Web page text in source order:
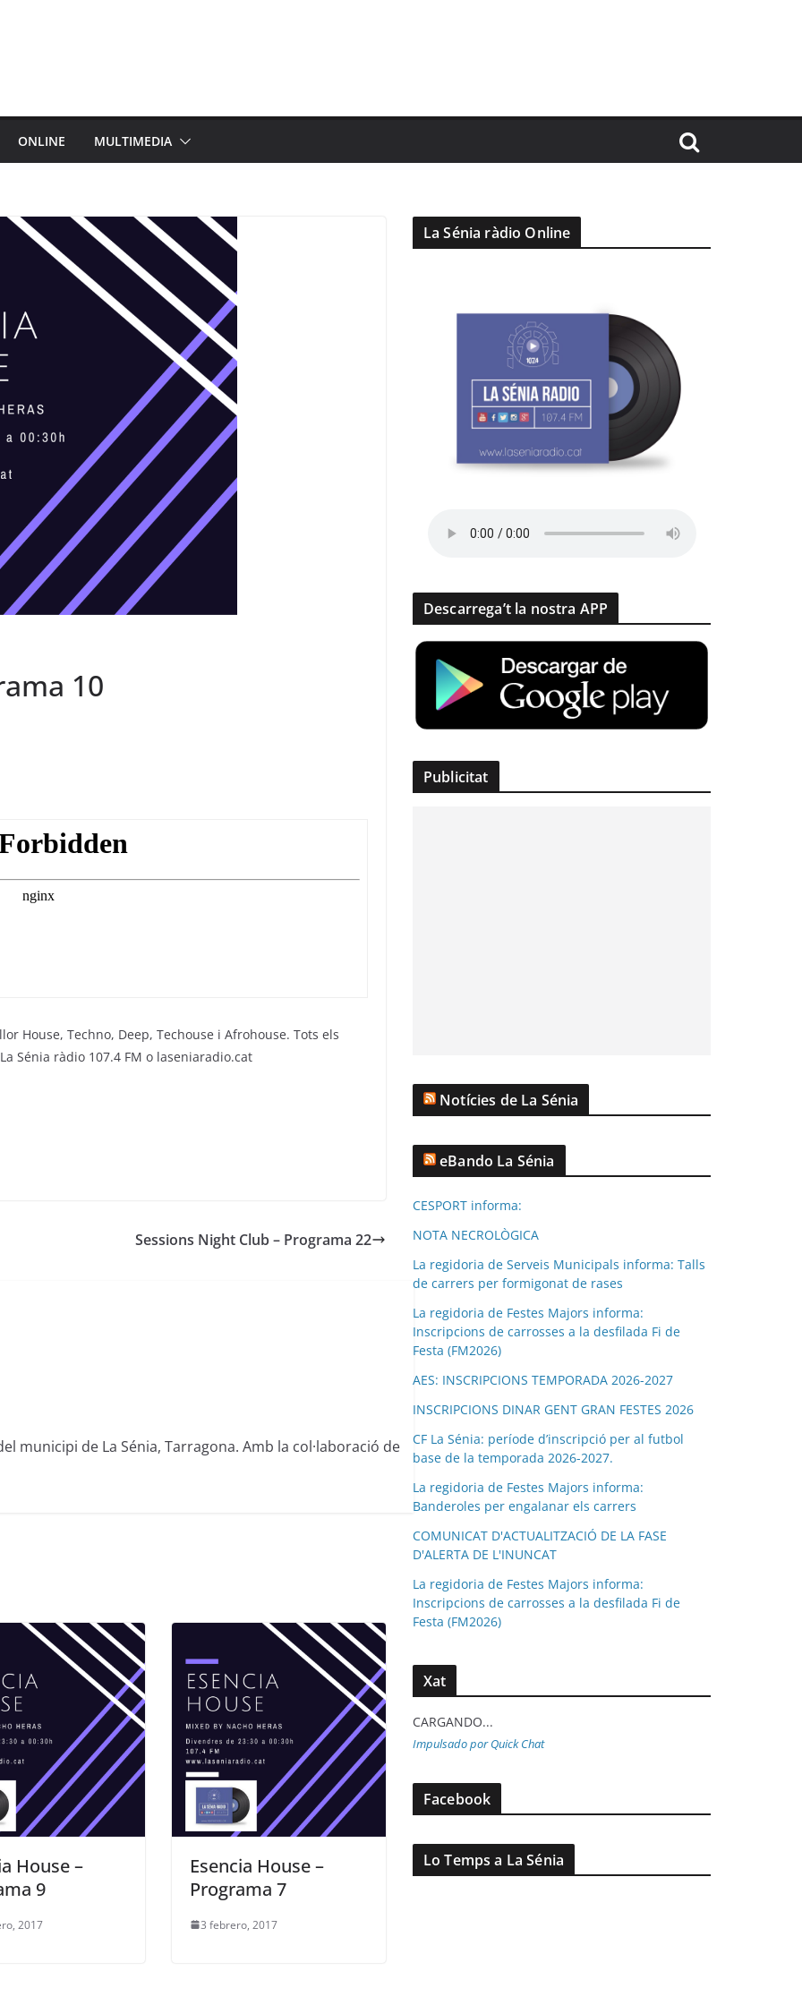
ONLINE MULTIMEDIA
10
House, Techno, Deep, Techouse i Afrohouse. Tots els
Sénia ràdio 107.4 FM o laseniaradio.cat
Sessions Night Club – Programa 22
municipi de La Sénia, Tarragona. Amb la col·laboració de
House –
9
2017
Esencia House –
Programa 7
3 febrero, 2017
La Sénia ràdio Online
Descarrega’t la nostra APP
Publicitat
Notícies de La Sénia
eBando La Sénia
CESPORT informa:
NOTA NECROLÒGICA
La regidoria de Serveis Municipals informa: Talls
de carrers per formigonat de rases
La regidoria de Festes Majors informa:
Inscripcions de carrosses a la desfilada Fi de
Festa (FM2026)
AES: INSCRIPCIONS TEMPORADA 2026-2027
INSCRIPCIONS DINAR GENT GRAN FESTES 2026
CF La Sénia: període d’inscripció per al futbol
base de la temporada 2026-2027.
La regidoria de Festes Majors informa:
Banderoles per engalanar els carrers
COMUNICAT D'ACTUALITZACIÓ DE LA FASE
D'ALERTA DE L'INUNCAT
La regidoria de Festes Majors informa:
Inscripcions de carrosses a la desfilada Fi de
Festa (FM2026)
Xat
CARGANDO...
Impulsado por Quick Chat
Facebook
Lo Temps a La Sénia